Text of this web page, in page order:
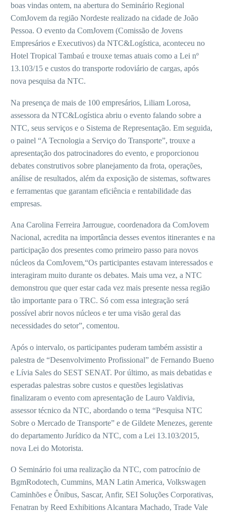
boas vindas ontem, na abertura do Seminário Regional
ComJovem da região Nordeste realizado na cidade de João
Pessoa. O evento da ComJovem (Comissão de Jovens
Empresários e Executivos) da NTC&Logística, aconteceu no
Hotel Tropical Tambaú e trouxe temas atuais como a Lei nº
13.103/15 e custos do transporte rodoviário de cargas, após
nova pesquisa da NTC.
Na presença de mais de 100 empresários, Liliam Lorosa,
assessora da NTC&Logística abriu o evento falando sobre a
NTC, seus serviços e o Sistema de Representação. Em seguida,
o painel “A Tecnologia a Serviço do Transporte”, trouxe a
apresentação dos patrocinadores do evento, e proporcionou
debates construtivos sobre planejamento da frota, operações,
análise de resultados, além da exposição de sistemas, softwares
e ferramentas que garantam eficiência e rentabilidade das
empresas.
Ana Carolina Ferreira Jarrougue, coordenadora da ComJovem
Nacional, acredita na importância desses eventos itinerantes e na
participação dos presentes como primeiro passo para novos
núcleos da ComJovem,“Os participantes estavam interessados e
interagiram muito durante os debates. Mais uma vez, a NTC
demonstrou que quer estar cada vez mais presente nessa região
tão importante para o TRC. Só com essa integração será
possível abrir novos núcleos e ter uma visão geral das
necessidades do setor”, comentou.
Após o intervalo, os participantes puderam também assistir a
palestra de “Desenvolvimento Profissional” de Fernando Bueno
e Lívia Sales do SEST SENAT. Por último, as mais debatidas e
esperadas palestras sobre custos e questões legislativas
finalizaram o evento com apresentação de Lauro Valdivia,
assessor técnico da NTC, abordando o tema “Pesquisa NTC
Sobre o Mercado de Transporte” e de Gildete Menezes, gerente
do departamento Jurídico da NTC, com a Lei 13.103/2015,
nova Lei do Motorista.
O Seminário foi uma realização da NTC, com patrocínio de
BgmRodotech, Cummins, MAN Latin America, Volkswagen
Caminhões e Ônibus, Sascar, Anfir, SEI Soluções Corporativas,
Fenatran by Reed Exhibitions Alcantara Machado, Trade Vale